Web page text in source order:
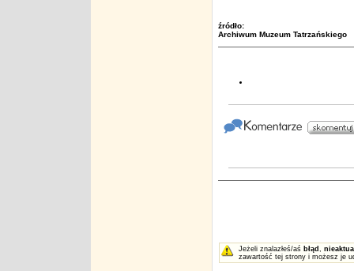
źródło:
Archiwum Muzeum Tatrzańskiego
Jeżeli znalazłeś/aś błąd ,
zawartość tej strony i możesz je